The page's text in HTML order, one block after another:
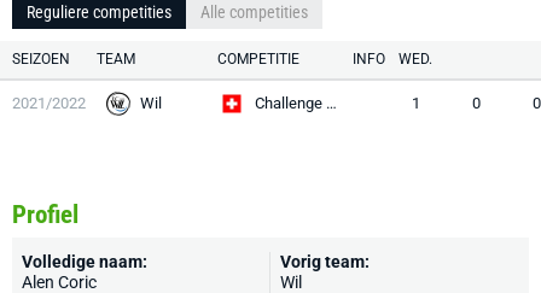
Reguliere competities Alle competities
SEIZOEN TEAM COMPETITIE INFO WED.
2021/2022 Wil Challenge League 1 0 0
Profiel
Volledige naam:
Alen Coric
Vorig team:
Wil